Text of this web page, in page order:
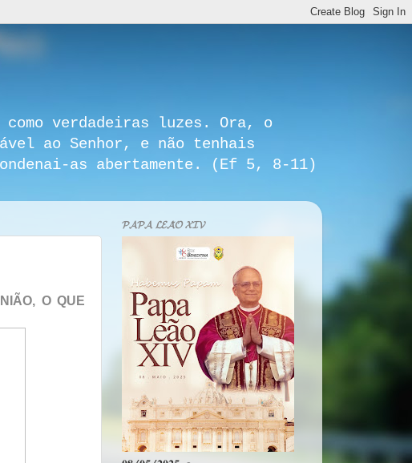
verdadeiras luzes. Ora, o
ao Senhor, e não tenhais
as abertamente. (Ef 5, 8-11)
O QUE
𝓟𝓐𝓟𝓐 𝓛𝓔𝓐̃𝓞 𝓧𝓘𝓥